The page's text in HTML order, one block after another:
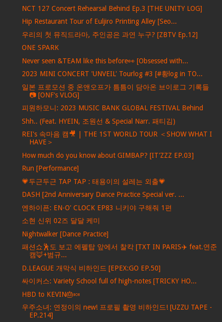
NCT 127 Concert Rehearsal Behind Ep.3 [THE UNITY LOG]
Hip Restaurant Tour of Euljiro Printing Alley [Seo...
우리의 첫 뮤직드라마, 주인공은 과연 누구? [ZBTV Ep.12]
ONE SPARK
Never seen &TEAM like this before👀 [Obsessed with...
2023 MINI CONCERT 'UNVEIL' Tourlog #3 [#황log in TO...
일본 프로모션 중 온앤오프가 틈틈이 담아온 브이로그 기록들
📷 [ONF's VLOG]
피원하모니: 2023 MUSIC BANK GLOBAL FESTIVAL Behind
Shh.. (Feat. HYEIN, 조원선 & Special Narr. 패티김)
REI's 속마음 캠🎥 | THE 1ST WORLD TOUR ＜SHOW WHAT I
HAVE＞
How much do you know about GIMBAP? [IT’ZZZ EP.03]
Run [Performance]
💗두근두근 TAP TAP : 태용이의 설레는 외출💗
DASH [2nd Anniversary Dance Practice Special ver. ...
엔하이픈: EN-O' CLOCK EP83 니키야 구해줘 1편
소현 신위 02즈 달달 케미
Nightwalker [Dance Practice]
패션쇼🕺도 보고 에펠탑 앞에서 찰칵 [TXT IN PARIS✈️ feat.연준
캠🦊+범규...
D.LEAGUE 개막식 비하인드 [EPEX:GO EP.50]
싸이커스: Variety School full of high-notes [TRICKY HO...
HBD to KEVIN🎂🍬
우주소녀: 연정이의 new! 프로필 촬영 비하인드! [UZZU TAPE -
EP.214]